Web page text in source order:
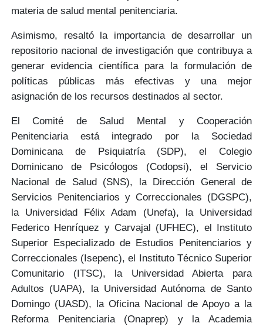
materia de salud mental penitenciaria.
Asimismo, resaltó la importancia de desarrollar un
repositorio nacional de investigación que contribuya a
generar evidencia científicapara la formulación de
políticas públicas más efectivas y una mejor
asignación de los recursos destinados al sector.
El Comité de Salud Mental y Cooperación
Penitenciaria está integrado por la Sociedad
Dominicana de Psiquiatría (SDP), el Colegio
Dominicano de Psicólogos (Codopsi), el Servicio
Nacional de Salud (SNS), la Dirección General de
Servicios Penitenciarios y Correccionales (DGSPC),
la Universidad Félix Adam (Unefa), la Universidad
Federico Henríquez y Carvajal (UFHEC), el Instituto
Superior Especializado de Estudios Penitenciarios y
Correccionales (Isepenc), el Instituto Técnico Superior
Comunitario (ITSC), la Universidad Abierta para
Adultos (UAPA), la Universidad Autónoma de Santo
Domingo (UASD), la Oficina Nacional de Apoyo a la
Reforma Penitenciaria (Onaprep) y la Academia